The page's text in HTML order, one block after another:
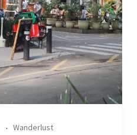
Wanderlust